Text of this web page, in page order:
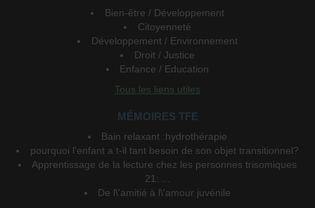
Bien-être / Développement
Citoyenneté
Développement / Environnement
Droit / Justice
Enfance / Education
Tous les liens utiles
MÉMOIRES TFE
Bain relaxant :hydrothérapie
pourquoi l'enfant a t-il tant besoin de son objet transitionnel?
Apprentissage de la lecture chez les personnes trisomiques
21: ...
De l\'amitié à l\'amour juvénile